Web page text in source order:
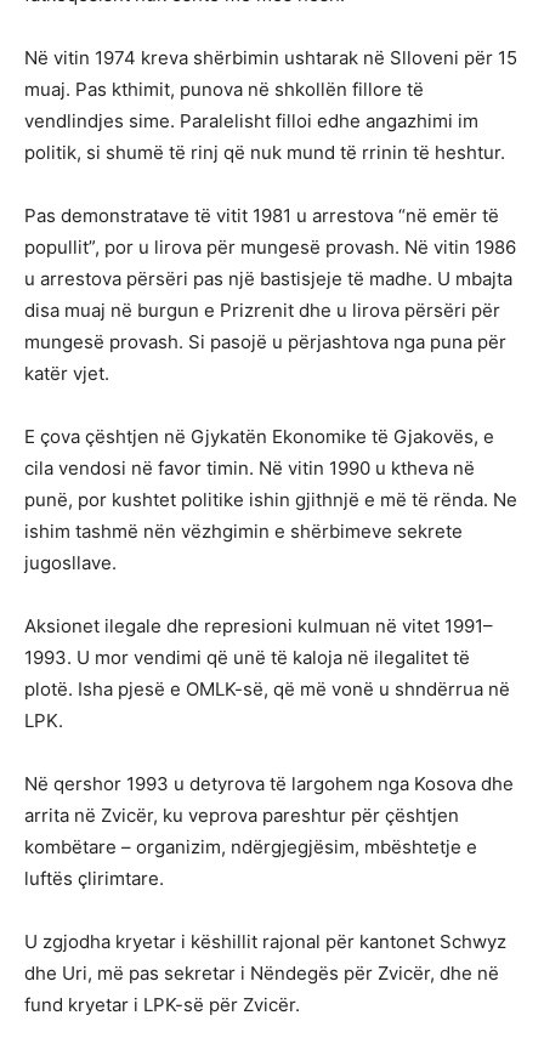
Në vitin 1974 kreva shërbimin ushtarak në Slloveni për 15
muaj. Pas kthimit, punova në shkollën fillore të
vendlindjes sime. Paralelisht filloi edhe angazhimi im
politik, si shumë të rinj që nuk mund të rrinin të heshtur.
Pas demonstratave të vitit 1981 u arrestova “në emër të
popullit”, por u lirova për mungesë provash. Në vitin 1986
u arrestova përsëri pas një bastisjeje të madhe. U mbajta
disa muaj në burgun e Prizrenit dhe u lirova përsëri për
mungesë provash. Si pasojë u përjashtova nga puna për
katër vjet.
E çova çështjen në Gjykatën Ekonomike të Gjakovës, e
cila vendosi në favor timin. Në vitin 1990 u ktheva në
punë, por kushtet politike ishin gjithnjë e më të rënda. Ne
ishim tashmë nën vëzhgimin e shërbimeve sekrete
jugosllave.
Aksionet ilegale dhe represioni kulmuan në vitet 1991–
1993. U mor vendimi që unë të kaloja në ilegalitet të
plotë. Isha pjesë e OMLK-së, që më vonë u shndërrua në
LPK.
Në qershor 1993 u detyrova të largohem nga Kosova dhe
arrita në Zvicër, ku veprova pareshtur për çështjen
kombëtare – organizim, ndërgjegjësim, mbështetje e
luftës çlirimtare.
U zgjodha kryetar i këshillit rajonal për kantonet Schwyz
dhe Uri, më pas sekretar i Nëndegës për Zvicër, dhe në
fund kryetar i LPK-së për Zvicër.